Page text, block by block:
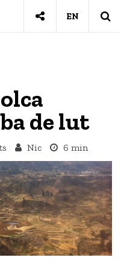
EN
de lut
Nic 6 min